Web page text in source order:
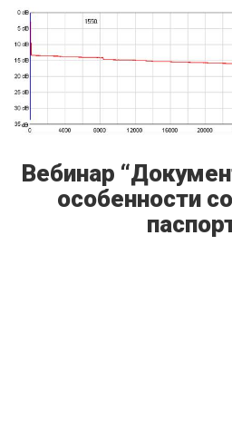
Вебинар
особенности